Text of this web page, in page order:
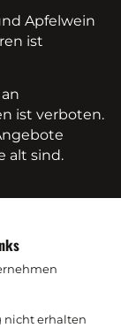
Apfelwein
ist
ist verboten.
alt sind.
nicht erhalten